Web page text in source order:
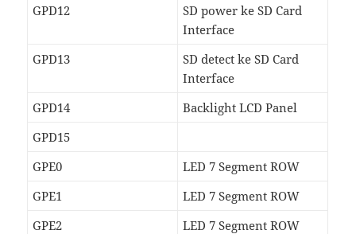
GPD12
SD power ke SD Card
Interface
GPD13
SD detect ke SD Card
Interface
GPD14
Backlight LCD Panel
GPD15
GPE0
LED 7 Segment ROW
GPE1
LED 7 Segment ROW
GPE2
LED 7 Segment ROW